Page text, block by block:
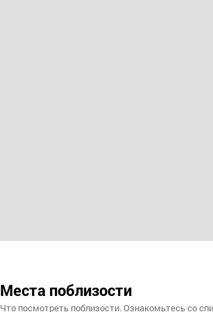
Места поблизости
Что посмотреть поблизости. Ознакомьтесь со